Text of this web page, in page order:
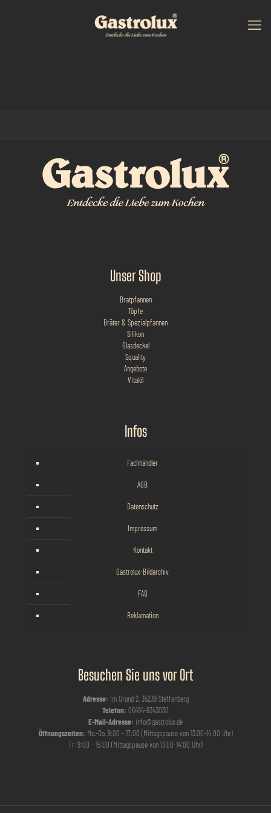
Unser Shop
Bratpfannen
Töpfe
Bräter & Spezialpfannen
Silikon
Glasdeckel
Squality
Angebote
Vitalöl
Infos
Fachhändler
AGB
Datenschutz
Impressum
Kontakt
Gastrolux-Bildarchiv
FAQ
Reklamation
Besuchen Sie uns vor Ort
Adresse: Im Grund 2, 35239 Steffenberg
Telefon: 06464-9343030
E-Mail-Adresse: info@gastrolux.de
Öffnungszeiten: Mo.-Do. 9:00 - 17:00 (Mittagspause von 13.00-14:00 Uhr)
Fr. 9:00 - 15:00 (Mittagspause von 13.00-14:00 Uhr)